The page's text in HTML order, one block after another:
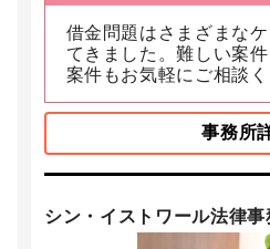
借金問題はさまざまな
てきました。難しい案
案件もお気軽にご相談く
事務所
シン・イストワール法律事